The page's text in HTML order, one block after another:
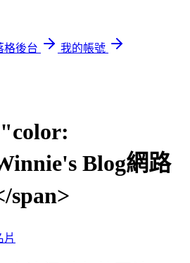
格後台
我的帳號
Blog網路
span>
片